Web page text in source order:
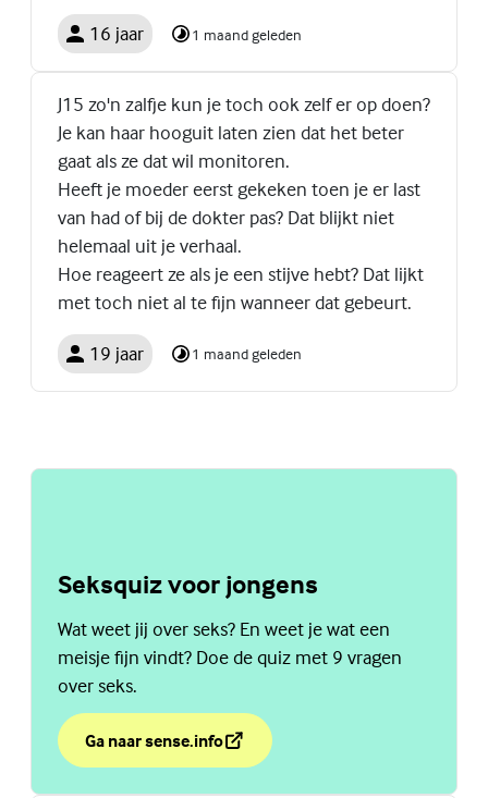
16 jaar 1 maand geleden
J15 zo'n zalfje kun je toch ook zelf er op doen?
Je kan haar hooguit laten zien dat het beter
gaat als ze dat wil monitoren.
Heeft je moeder eerst gekeken toen je er last
van had of bij de dokter pas? Dat blijkt niet
helemaal uit je verhaal.
Hoe reageert ze als je een stijve hebt? Dat lijkt
met toch niet al te fijn wanneer dat gebeurt.
19 jaar 1 maand geleden
Seksquiz voor jongens
Wat weet jij over seks? En weet je wat een
meisje fijn vindt? Doe de quiz met 9 vragen
over seks.
Ga naar sense.info
over Seksquiz voor jongens
(Externe link)